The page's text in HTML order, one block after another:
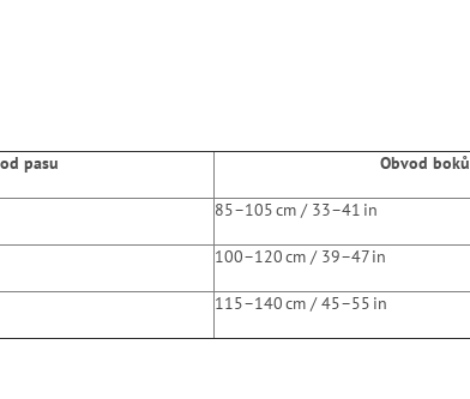
pasu Obvod boků
85–105 cm / 33–41 in
100–120 cm / 39–47 in
115–140 cm / 45–55 in